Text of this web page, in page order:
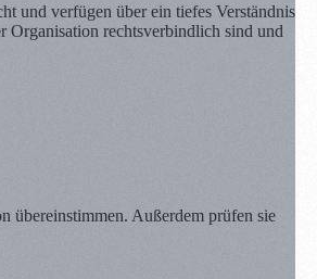
und verfügen über ein tiefes Verständnis
Organisation rechtsverbindlich sind und
übereinstimmen. Außerdem prüfen sie